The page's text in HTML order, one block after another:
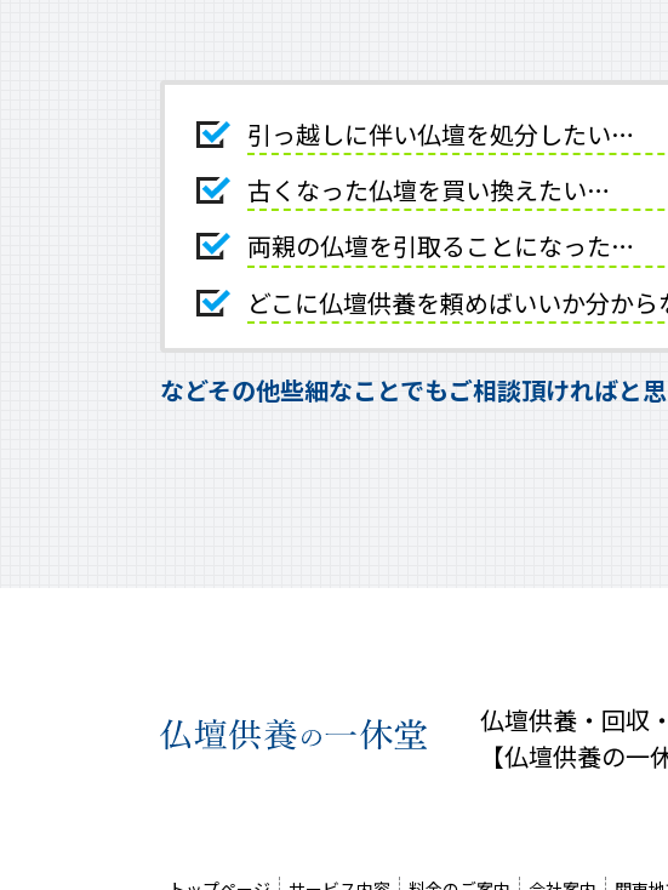
引っ越しに伴い仏壇を処分したい…
古くなった仏壇を買い換えたい…
両親の仏壇を引取ることになった…
どこに仏壇供養を頼めばいいか分か
などその他些細なことでもご相談頂ければと思
仏壇供養・回収
【仏壇供養の